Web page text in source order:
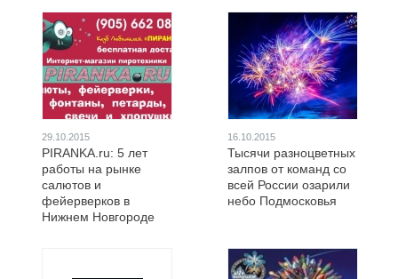
29.10.2015
PIRANKA.ru: 5 лет
работы на рынке
салютов и
фейерверков в
Нижнем Новгороде
16.10.2015
Тысячи разноцветных
залпов от команд со
всей России озарили
небо Подмосковья